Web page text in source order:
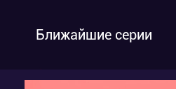
Ближайшие серии